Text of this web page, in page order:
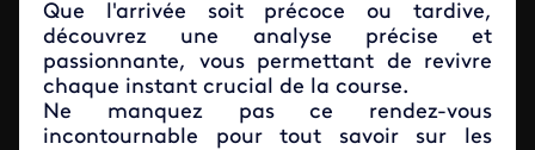
Que l'arrivée soit précoce ou tardive,
découvrez une analyse précise et
passionnante, vous permettant de revivre
chaque instant crucial de la course.
Ne manquez pas ce rendez-vous
incontournable pour tout savoir sur les